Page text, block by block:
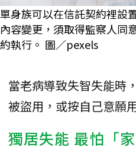
單身族可以在信託契約裡設
內容變更，須取得監察人同
約執行。 圖／pexels
當老病導致失智失能時
被盜用，或按自己意願
獨居失能 最怕「